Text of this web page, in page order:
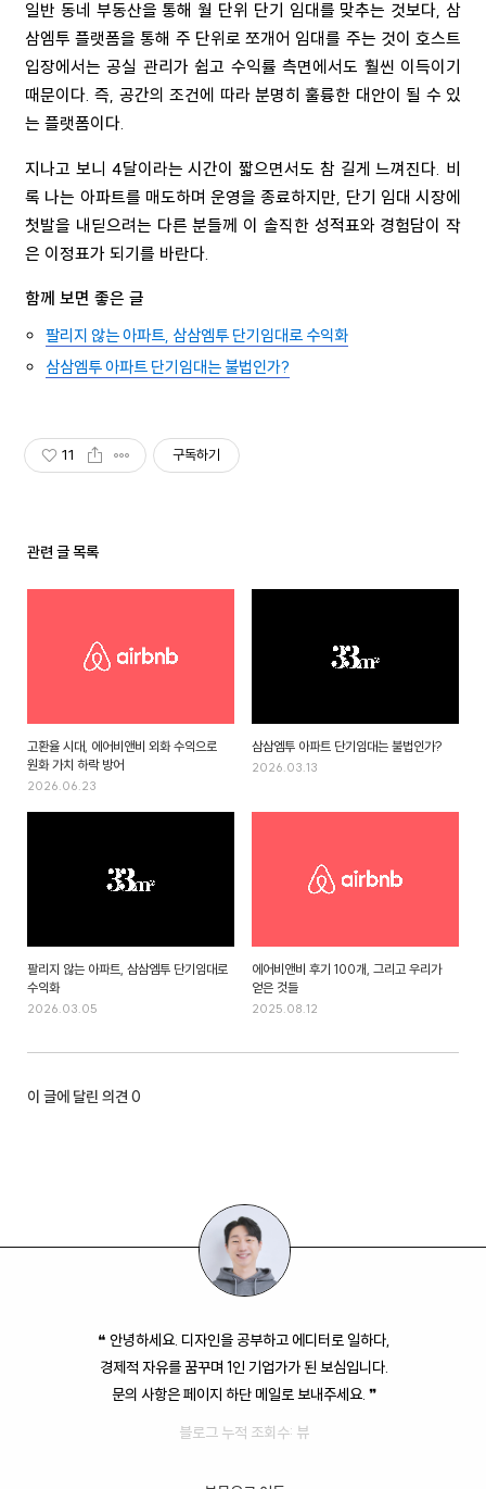
일반 동네 부동산을 통해 월 단위 단기 임대를 맞추는 것보다, 삼
삼엠투 플랫폼을 통해 주 단위로 쪼개어 임대를 주는 것이 호스트
입장에서는 공실 관리가 쉽고 수익률 측면에서도 훨씬 이득이기
때문이다. 즉, 공간의 조건에 따라 분명히 훌륭한 대안이 될 수 있
는 플랫폼이다.
지나고 보니 4달이라는 시간이 짧으면서도 참 길게 느껴진다. 비
록 나는 아파트를 매도하며 운영을 종료하지만, 단기 임대 시장에
첫발을 내딛으려는 다른 분들께 이 솔직한 성적표와 경험담이 작
은 이정표가 되기를 바란다.
함께 보면 좋은 글
팔리지 않는 아파트, 삼삼엠투 단기임대로 수익화
삼삼엠투 아파트 단기임대는 불법인가?
11 구독하기
관련 글 목록
고환율 시대, 에어비앤비 외화 수익으로
원화 가치 하락 방어
2026.06.23
삼삼엠투 아파트 단기임대는 불법인가?
2026.03.13
팔리지 않는 아파트, 삼삼엠투 단기임대로
수익화
2026.03.05
에어비앤비 후기 100개, 그리고 우리가
얻은 것들
2025.08.12
이 글에 달린 의견 0
❝ 안녕하세요. 디자인을 공부하고 에디터로 일하다,
경제적 자유를 꿈꾸며 1인 기업가가 된 보심입니다.
문의 사항은 페이지 하단 메일로 보내주세요. ❞
블로그 누적 조회수: 뷰